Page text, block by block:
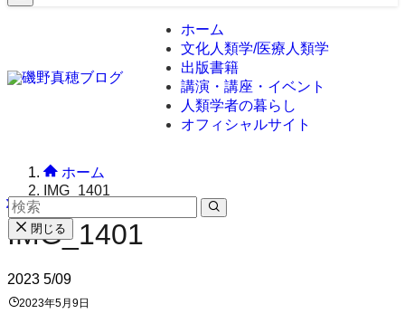
ホーム
文化人類学/医療人類学
出版書籍
講演・講座・イベント
人類学者の暮らし
オフィシャルサイト
ホーム
IMG_1401
IMG_1401
2023 5/09
2023年5月9日
閉じる